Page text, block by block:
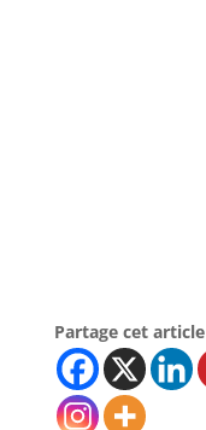
Partage cet article